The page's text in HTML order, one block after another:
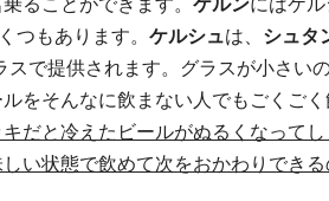
つもあります。 ケルシュは、 シュタ
で提供されます。グラスが小さい
をそんなに飲まない人でもごくご
キだと冷えたビールがぬるくなって
い状態で飲めて次をおかわりできる